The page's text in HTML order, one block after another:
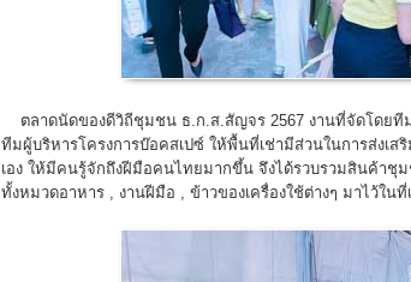
ตลาดนัดของดีวิถีชุมชน ธ.ก.ส.สัญจร 2567 งานที่จัดโดยทีม
ทีมผู้บริหารโครงการบ๊อคสเปซ์ ให้พื้นที่เช่ามีส่วนในการส่ง
เอง ให้มีคนรู้จักถึงฝีมือคนไทยมากขึ้น จึงได้รวบรวมสินค้า
ทั้งหมวดอาหาร , งานฝีมือ , ข้าวของเครื่องใช้ต่างๆ มาไว้ในที่